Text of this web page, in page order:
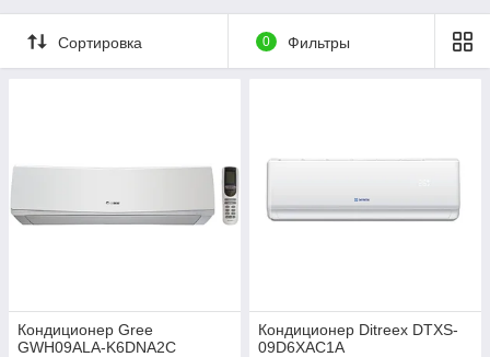
Сортировка 0 Фильтры
Кондиционер Gree
GWH09ALA-K6DNA2C
Кондиционер Ditreex DTXS-
09D6XAC1A